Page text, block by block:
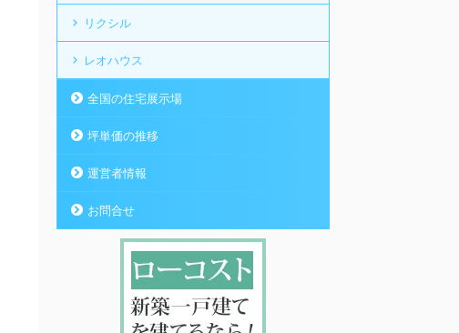
リクシル
レオハウス
全国の住宅展示場
坪単価の推移
運営者情報
お問合せ